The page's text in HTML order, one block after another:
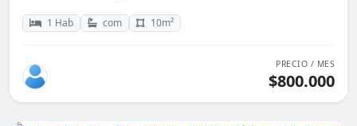
1 Hab com 10m²
PRECIO / MES
$800.000